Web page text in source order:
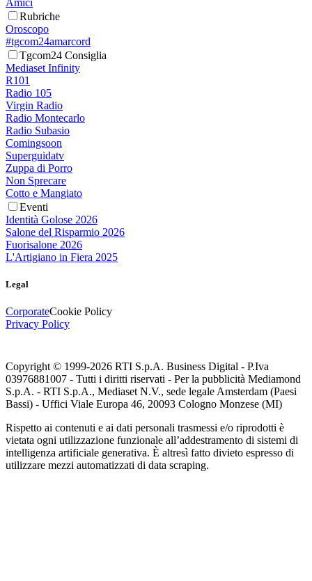
Amici
Rubriche
Oroscopo
#tgcom24amarcord
Tgcom24 Consiglia
Mediaset Infinity
R101
Radio 105
Virgin Radio
Radio Montecarlo
Radio Subasio
Comingsoon
Superguidatv
Zuppa di Porro
Non Sprecare
Cotto e Mangiato
Eventi
Identità Golose 2026
Salone del Risparmio 2026
Fuorisalone 2026
L'Artigiano in Fiera 2025
Legal
CorporateCookie Policy
Privacy Policy
Copyright © 1999-2026 RTI S.p.A. Business Digital - P.Iva
03976881007 - Tutti i diritti riservati - Per la pubblicità Mediamond
S.p.A. - RTI S.p.A., Mediaset N.V., sede legale Amsterdam (Paesi
Bassi) - Uffici Viale Europa 46, 20093 Cologno Monzese (MI)
Rispetto ai contenuti e ai dati personali trasmessi e/o riprodotti è
vietata ogni utilizzazione funzionale all’addestramento di sistemi di
intelligenza artificiale generativa. È altresì fatto divieto espresso di
utilizzare mezzi automatizzati di data scraping.